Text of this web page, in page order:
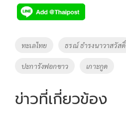
e
b
o
o
k
tt
er
p
y
Li
Tags
ทะเลไทย ธรณ์ ธำรงนาวาสวัสดิ์
ปะการังฟอกขาว เกาะกูด
ข่าวที่เกี่ยวข้อง